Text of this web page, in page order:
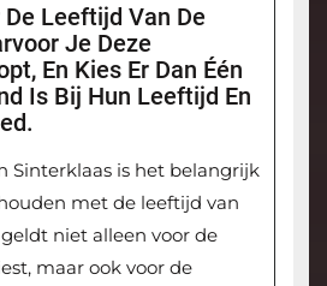
De Leeftijd Van De
Je Deze
En Kies Er Dan Één
Is Bij Hun Leeftijd En
Sinterklaas is het belangrijk
met de leeftijd van
niet alleen voor de
maar ook voor de